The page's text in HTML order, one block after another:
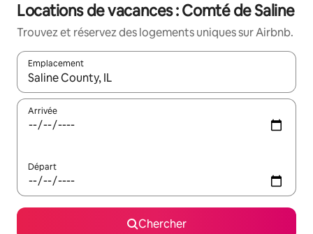
Locations de vacances : Comté de Saline
Trouvez et réservez des logements uniques sur Airbnb.
Emplacement
Quand les résultats sont affichés, parcourez-les en utilisant
Arrivée
Départ
Chercher